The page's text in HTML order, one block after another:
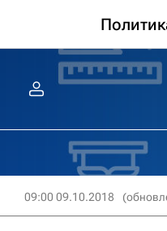
09:00 09.10.2018